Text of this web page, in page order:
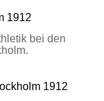
1912
bei den
1912